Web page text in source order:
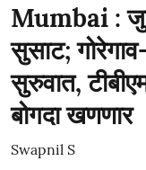
Mumbai :
सुसाट;
सुरुवात,
बोगदा खणणार
Swapnil S